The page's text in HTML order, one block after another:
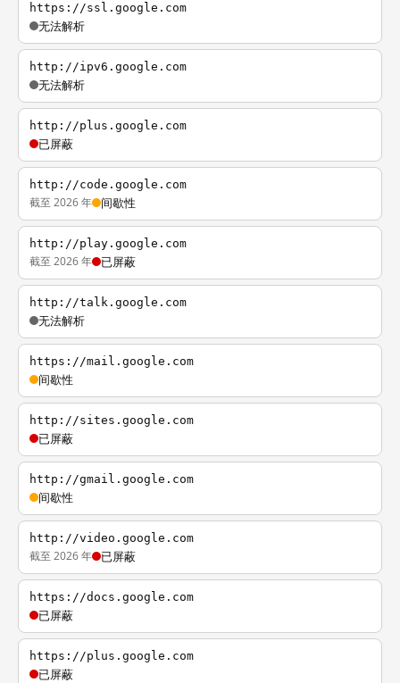
https://ssl.google.com
无法解析
http://ipv6.google.com
无法解析
http://plus.google.com
已屏蔽
http://code.google.com
截至 2026 年 间歇性
http://play.google.com
截至 2026 年 已屏蔽
http://talk.google.com
无法解析
https://mail.google.com
间歇性
http://sites.google.com
已屏蔽
http://gmail.google.com
间歇性
http://video.google.com
截至 2026 年 已屏蔽
https://docs.google.com
已屏蔽
https://plus.google.com
已屏蔽